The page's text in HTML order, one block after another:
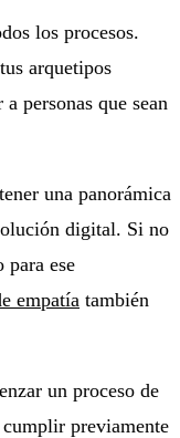
los procesos.
arquetipos
personas que sean
una panorámica
digital. Si no
para ese
empatía también
un proceso de
cumplir previamente